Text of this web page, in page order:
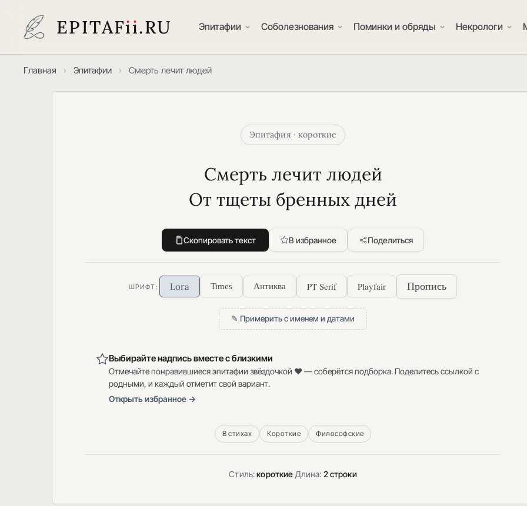
EPITAFii.RU Эпитафии Соболезнования Поминки и обряды Некрологи
Главная › Эпитафии › Смерть лечит людей
Эпитафия · короткие
Смерть лечит людей
От тщеты бренных дней
Скопировать текст В избранное Поделиться
ШРИФТ: Lora Times Антиква PT Serif Playfair Пропись
✎ Примерить с именем и датами
Выбирайте надпись вместе с близкими
Отмечайте понравившиеся эпитафии звёздочкой ♥ — соберётся подборка. Поделитесь ссылкой с
родными, и каждый отметит свой вариант.
Открыть избранное →
В стихах Короткие Философские
Стиль:короткие·Длина: 2 строки